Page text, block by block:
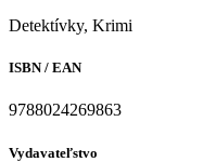
Detektívky, Krimi
ISBN / EAN
9788024269863
Vydavateľstvo